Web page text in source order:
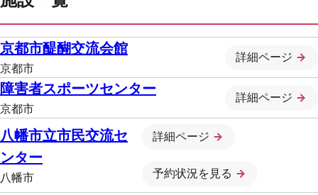
京都市醍醐交流会館
京都市
詳細ページ
障害者スポーツセンター
京都市
詳細ページ
八幡市立市民交流セ
ンター
八幡市
詳細ページ
予約状況を見る